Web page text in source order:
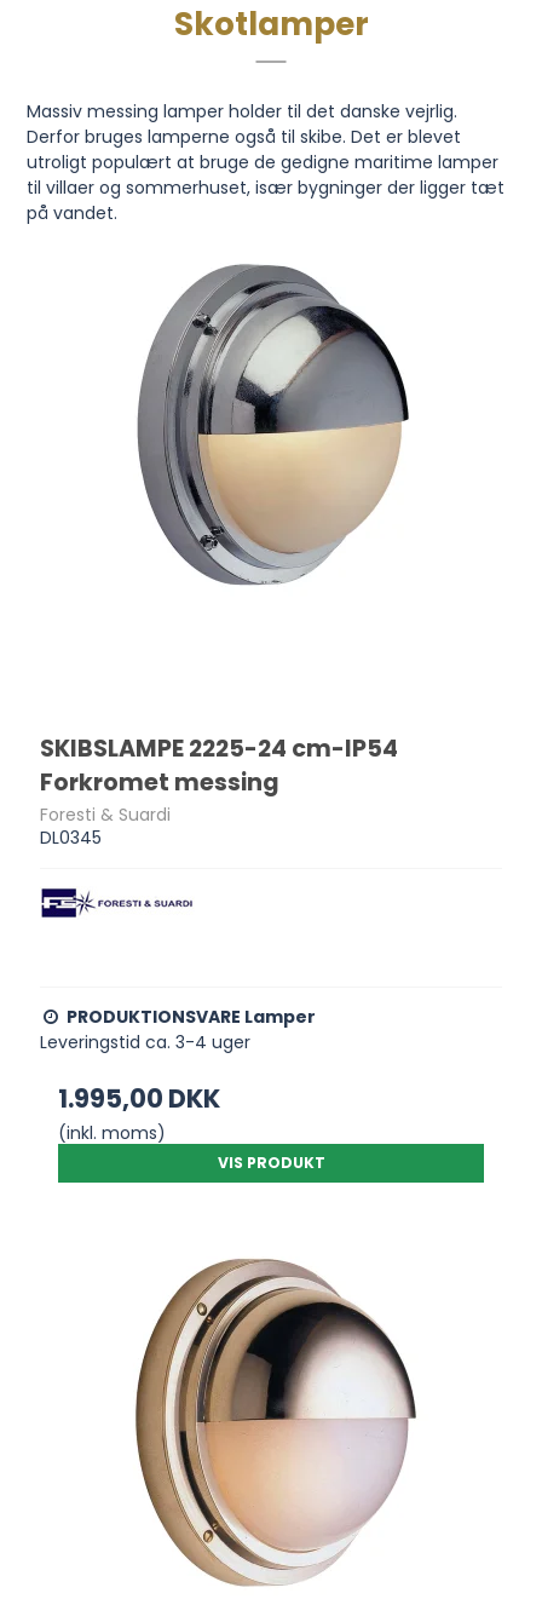
Skotlamper
Massiv messing lamper holder til det danske vejrlig.
Derfor bruges lamperne også til skibe. Det er blevet
utroligt populært at bruge de gedigne maritime lamper
til villaer og sommerhuset, især bygninger der ligger tæt
på vandet.
SKIBSLAMPE 2225-24 cm-IP54
Forkromet messing
Foresti & Suardi
DL0345
PRODUKTIONSVARE Lamper
Leveringstid ca. 3-4 uger
1.995,00 DKK
(inkl. moms)
VIS PRODUKT